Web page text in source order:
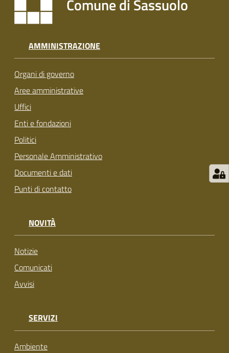
t
s
u
o
Tutti
gli
argomenti...
Seguici
su
Comune di Sassuolo
AMMINISTRAZIONE
Organi di governo
Aree amministrative
Uffici
Enti e fondazioni
Politici
Personale Amministrativo
Documenti e dati
Punti di contatto
NOVITÀ
Notizie
Comunicati
Avvisi
SERVIZI
Ambiente